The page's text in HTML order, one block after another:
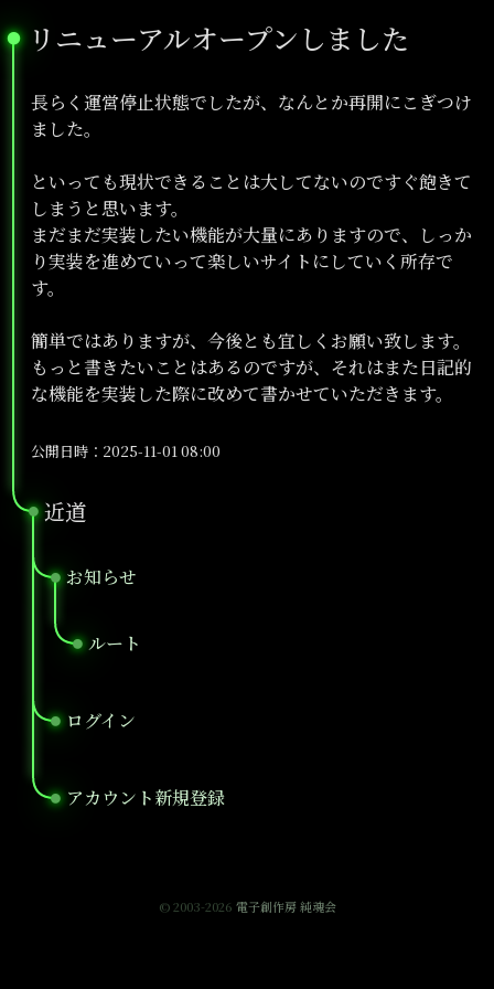
リニューアルオープンしました
●
長らく運営停止状態でしたが、なんとか再開にこぎつけ
ました。
といっても現状できることは大してないのですぐ飽きて
しまうと思います。
まだまだ実装したい機能が大量にありますので、しっか
り実装を進めていって楽しいサイトにしていく所存で
す。
簡単ではありますが、今後とも宜しくお願い致します。
もっと書きたいことはあるのですが、それはまた日記的
な機能を実装した際に改めて書かせていただきます。
公開日時：2025-11-01 08:00
近道
●
お知らせ
●
ルート
●
ログイン
●
アカウント新規登録
●
© 2003-2026 電子創作房 純魂会